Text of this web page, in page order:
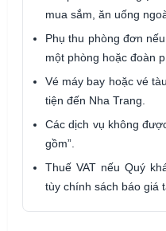
mua sắm, ăn uống
Phụ thu phòng đơn
một phòng hoặc đoàn
Vé máy bay hoặc vé
tiện đến Nha Trang.
Các dịch vụ không
gồm”.
Thuế VAT nếu Quý
tùy chính sách báo giá